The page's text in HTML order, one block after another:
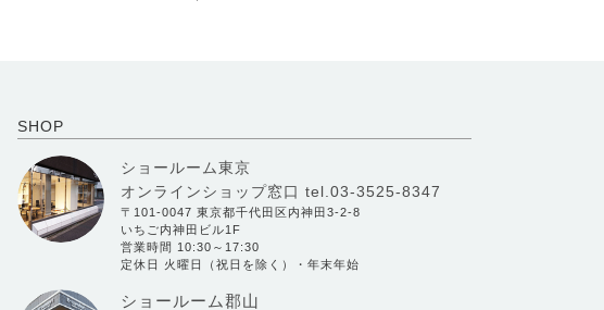
SHOP
ショールーム東京
オンラインショップ窓口 tel.03-3525-8347
〒101-0047 東京都千代田区内神田3-2-8
いちご内神田ビル1F
営業時間 10:30～17:30
定休日 火曜日（祝日を除く）・年末年始
ショールーム郡山